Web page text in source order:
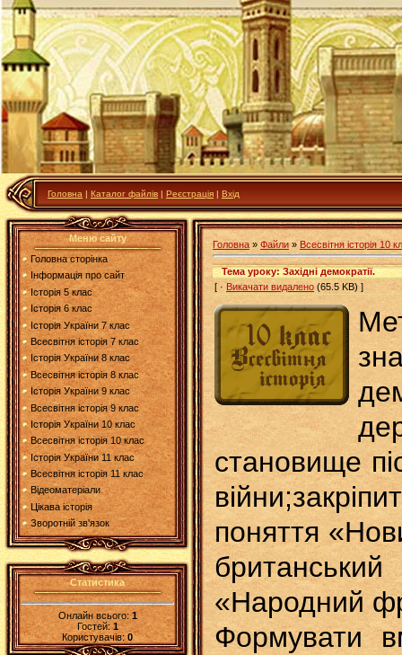
Головна | Каталог файлів | Реєстрація | Вхід
Меню сайту
Головна сторінка
Інформація про сайт
Історія 5 клас
Історія 6 клас
Історія України 7 клас
Всесвітня історія 7 клас
Історія України 8 клас
Всесвітня історія 8 клас
Історія України 9 клас
Всесвітня історія 9 клас
Історія України 10 клас
Всесвітня історія 10 клас
Історія України 11 клас
Всесвітня історія 11 клас
Відеоматеріали
Цікава історія
Зворотній зв'язок
Статистика
Онлайн всього:1
Гостей:1
Користувачів:0
Головна » Файли» Всесвітня історія 10
Тема уроку: Західні демократії.
[ ·Викачати видалено (65.5 KB) ]
становище
поняття
«Народний
Формувати